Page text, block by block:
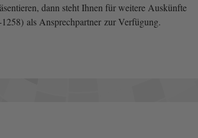
dann steht Ihnen für weitere Auskünfte
als Ansprechpartner zur Verfügung.